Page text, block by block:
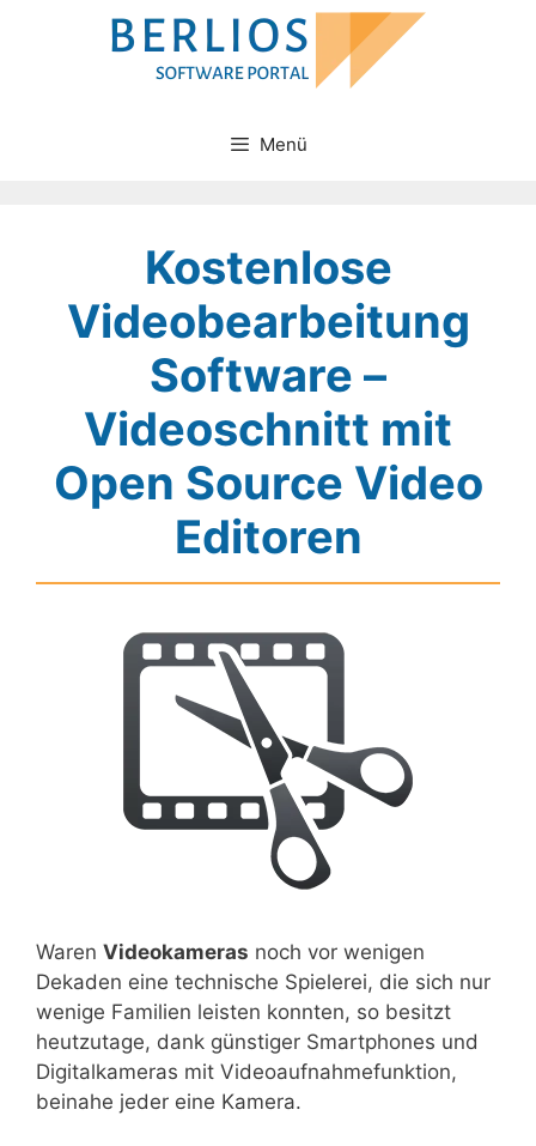
Menü
Kostenlose
Videobearbeitung
Software –
Videoschnitt mit
Open Source Video
Editoren
Waren Videokameras noch vor wenigen
Dekaden eine technische Spielerei, die sich nur
wenige Familien leisten konnten, so besitzt
heutzutage, dank günstiger Smartphones und
Digitalkameras mit Videoaufnahmefunktion,
beinahe jeder eine Kamera.